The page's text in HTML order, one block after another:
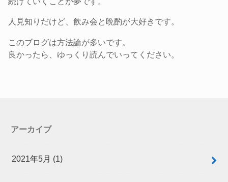
人見知りだけど、飲み会と晩酌が大好きです。
このブログは方法論が多いです。
良かったら、ゆっくり読んでいってください。
アーカイブ
2021年5月 (1)